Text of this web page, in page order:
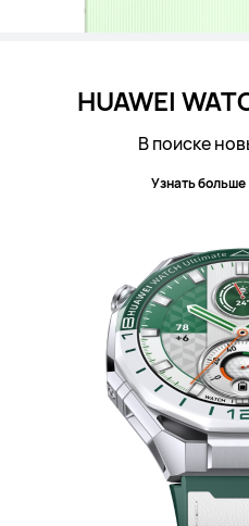
HUAWEI
В поиске
Узнать больше